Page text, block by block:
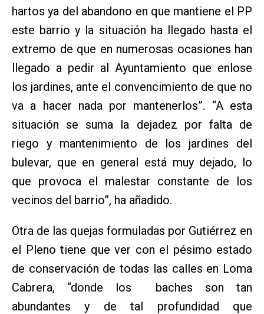
hartos ya del abandono en que mantiene el PP
este barrio y la situación ha llegado hasta el
extremo de que en numerosas ocasiones han
llegado a pedir al Ayuntamiento que enlose
los jardines, ante el convencimiento de que no
va a hacer nada por mantenerlos”. “A esta
situación se suma la dejadez por falta de
riego y mantenimiento de los jardines del
bulevar, que en general está muy dejado, lo
que provoca el malestar constante de los
vecinos del barrio”, ha añadido.
Otra de las quejas formuladas por Gutiérrez en
el Pleno tiene que ver con el pésimo estado
de conservación de todas las calles en Loma
Cabrera, “donde los baches son tan
abundantes y de tal profundidad que